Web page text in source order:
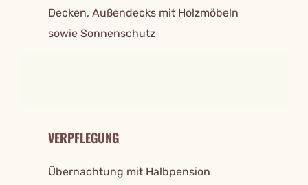
Decken, Außendecks mit Holzmöbeln
sowie Sonnenschutz
VERPFLEGUNG
Übernachtung mit Halbpension